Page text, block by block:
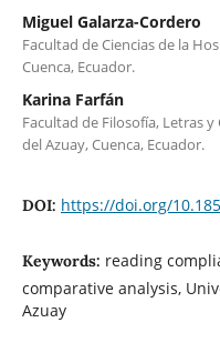
Miguel Galarza-Cordero
Facultad de Ciencias de la
Cuenca, Ecuador.
Karina Farfán
Facultad de Filosofía, Letras
del Azuay, Cuenca, Ecuador.
DOI: https://doi.org/
Keywords: reading
comparative analysis,
Azuay